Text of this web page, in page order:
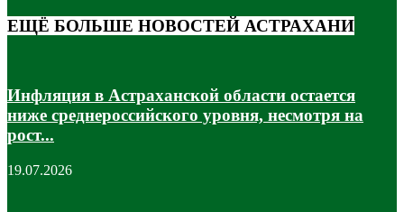
ЕЩЁ БОЛЬШЕ НОВОСТЕЙ АСТРАХАНИ
Инфляция в Астраханской области остается
ниже среднероссийского уровня, несмотря на
рост...
19.07.2026